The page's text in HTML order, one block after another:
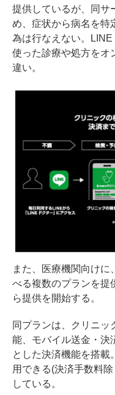
提供しているが、同サ
め、症状から病名を特
為は行なえない。
使った診療や処方をオ
違い。
また、医療機関向けに
べる複数のプランを提
ら提供を開始する。
同プランは、クリニッ
能、モバイル送金・決
とした決済機能を搭載
用できる(決済手数料
している。